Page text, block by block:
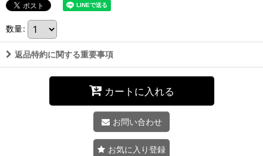
数量:
返品特約に関する重要事項
カートに入れる
お問い合わせ
お気に入り登録